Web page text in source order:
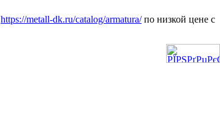
https://metall-dk.ru/catalog/armatura/по низкой цене с